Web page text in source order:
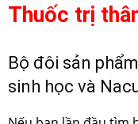
Thuốc trị
Bộ đôi sản
sinh học và